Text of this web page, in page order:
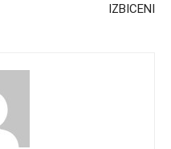
IZBICENI